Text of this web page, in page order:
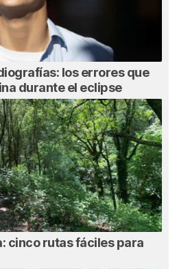
los errores que
durante el eclipse
cinco rutas fáciles para